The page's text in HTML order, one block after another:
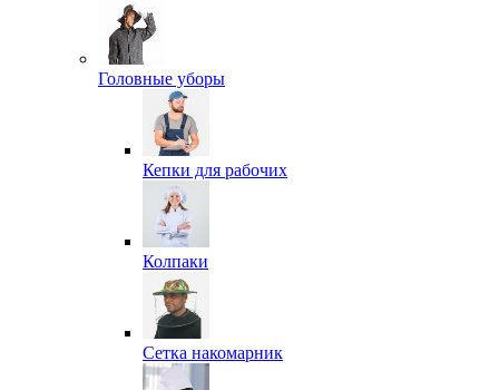
Головные уборы
Кепки для рабочих
Колпаки
Сетка накомарник